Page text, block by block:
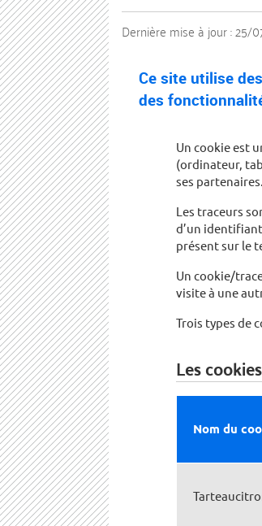
Dernière mise à jour :25/
Ce site utilise
des
Un cookie est
(ordinateur,
ses partenaires.
Les traceurs
d’un
présent sur le
Un cookie/
visite à une
Trois types de
Les
Nom du